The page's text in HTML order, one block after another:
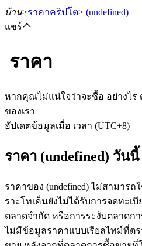
ฟิวเจอร์ส USDT
ฟิวเจอร์สที่ใช้ USDT เป็นห
บ้าน>ราคาคริปโต> (undefined)
แชร์
ราคา
หากคุณไม่แน่ใจว่าจะซื้อ อย่างไร
ของเรา
อัปเดตข้อมูลเมื่อ เวลา (UTC+8)
ราคา (undefined) วันนี้
ราคาของ (undefined) ไม่สามาร
ราะโทเค็นยังไม่ได้รับการจดทะเ
ตลาดจำกัด หรือการระงับตลาด
ไม่มีข้อมูลราคาแบบเรียลไทม์ที่ต